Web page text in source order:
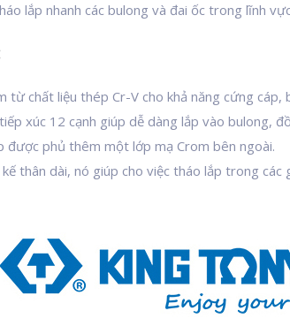
lắp nhanh các bulong và đai ốc trong lĩnh
từ chất liệu thép Cr-V cho khả năng cứng cáp,
xúc 12 cạnh giúp dễ dàng lắp vào bulong,
được phủ thêm một lớp mạ Crom bên ngoài.
thân dài, nó giúp cho việc tháo lắp trong